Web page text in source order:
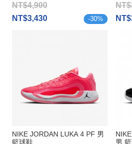
NT$4,900
NT$3,430
-30%
NIKE JORDAN LUKA 4 PF 男
籃球鞋
男